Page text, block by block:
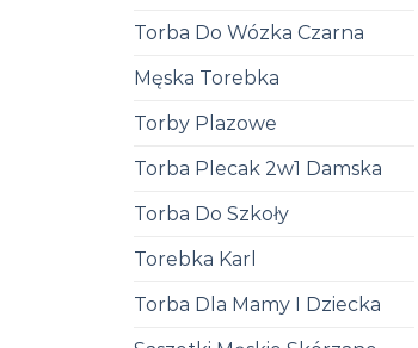
Torba Do Wózka Czarna
Męska Torebka
Torby Plazowe
Torba Plecak 2w1 Damska
Torba Do Szkoły
Torebka Karl
Torba Dla Mamy I Dziecka